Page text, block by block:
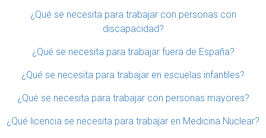
¿Qué se necesita para trabajar con personas con
discapacidad?
¿Qué se necesita para trabajar fuera de España?
¿Qué se necesita para trabajar en escuelas infantiles?
¿Qué se necesita para trabajar con personas mayores?
¿Qué licencia se necesita para trabajar en Medicina Nuclear?